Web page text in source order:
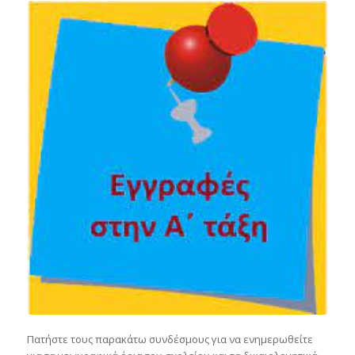
Πατήστε τους παρακάτω συνδέσμους για να ενημερωθείτε